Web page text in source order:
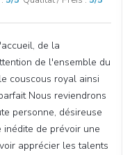
de la
de l'ensemble du
couscous royal ainsi
Nous reviendrons
personne, désireuse
de prévoir une
apprécier les talents